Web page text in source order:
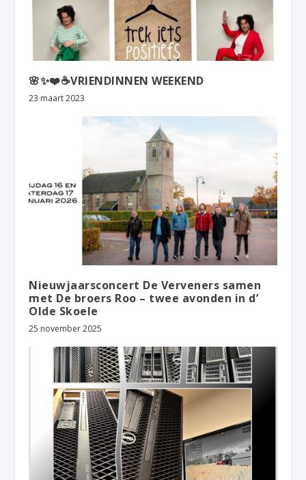
🌸✨❤️☕️VRIENDINNEN WEEKEND
23 maart 2023
Nieuwjaarsconcert De Verveners samen
met De broers Roo – twee avonden in d’
Olde Skoele
25 november 2025